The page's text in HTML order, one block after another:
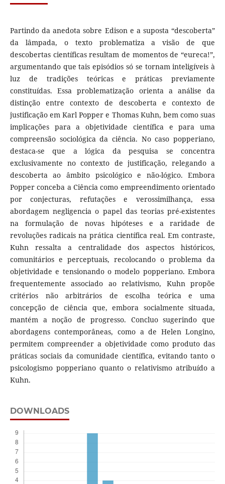
Partindo da anedota sobre Edison e a suposta “descoberta”
da lâmpada, o texto problematiza a visão de que
descobertas científicas resultam de momentos de “eureca!”,
argumentando que tais episódios só se tornam inteligíveis à
luz de tradições teóricas e práticas previamente
constituídas. Essa problematização orienta a análise da
distinção entre contexto de descoberta e contexto de
justificação em Karl Popper e Thomas Kuhn, bem como suas
implicações para a objetividade científica e para uma
compreensão sociológica da ciência. No caso popperiano,
destaca-se que a lógica da pesquisa se concentra
exclusivamente no contexto de justificação, relegando a
descoberta ao âmbito psicológico e não-lógico. Embora
Popper conceba a Ciência como empreendimento orientado
por conjecturas, refutações e verossimilhança, essa
abordagem negligencia o papel das teorias pré-existentes
na formulação de novas hipóteses e a raridade de
revoluções radicais na prática científica real. Em contraste,
Kuhn ressalta a centralidade dos aspectos históricos,
comunitários e perceptuais, recolocando o problema da
objetividade e tensionando o modelo popperiano. Embora
frequentemente associado ao relativismo, Kuhn propõe
critérios não arbitrários de escolha teórica e uma
concepção de ciência que, embora socialmente situada,
mantém a noção de progresso. Concluo sugerindo que
abordagens contemporâneas, como a de Helen Longino,
permitem compreender a objetividade como produto das
práticas sociais da comunidade científica, evitando tanto o
psicologismo popperiano quanto o relativismo atribuído a
Kuhn.
DOWNLOADS